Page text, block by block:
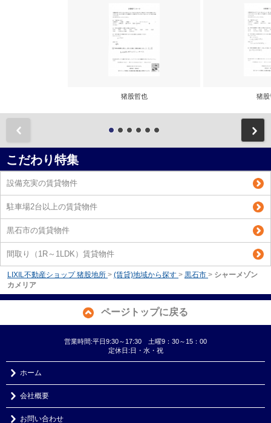
猪股哲也 猪股
こだわり特集
設備充実の賃貸物件
駐車場2台以上の賃貸物件
黒石市の賃貸物件
間取り（1R～1LDK）賃貸物件
LIXIL不動産ショップ 猪股地所 > (賃貸)地域から探す > 黒石市 > シャーメゾン
カメリア
ページトップに戻る
営業時間:平日9:30～17:30 土曜9：30～15：00
定休日:日・水・祝
ホーム
会社概要
お問い合わせ